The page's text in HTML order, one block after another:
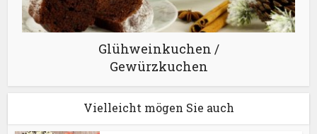
Glühweinkuchen /
Gewürzkuchen
Vielleicht mögen Sie auch